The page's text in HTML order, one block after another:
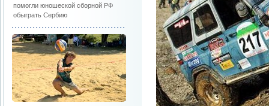
помогли юношеской сборной РФ
обыграть Сербию